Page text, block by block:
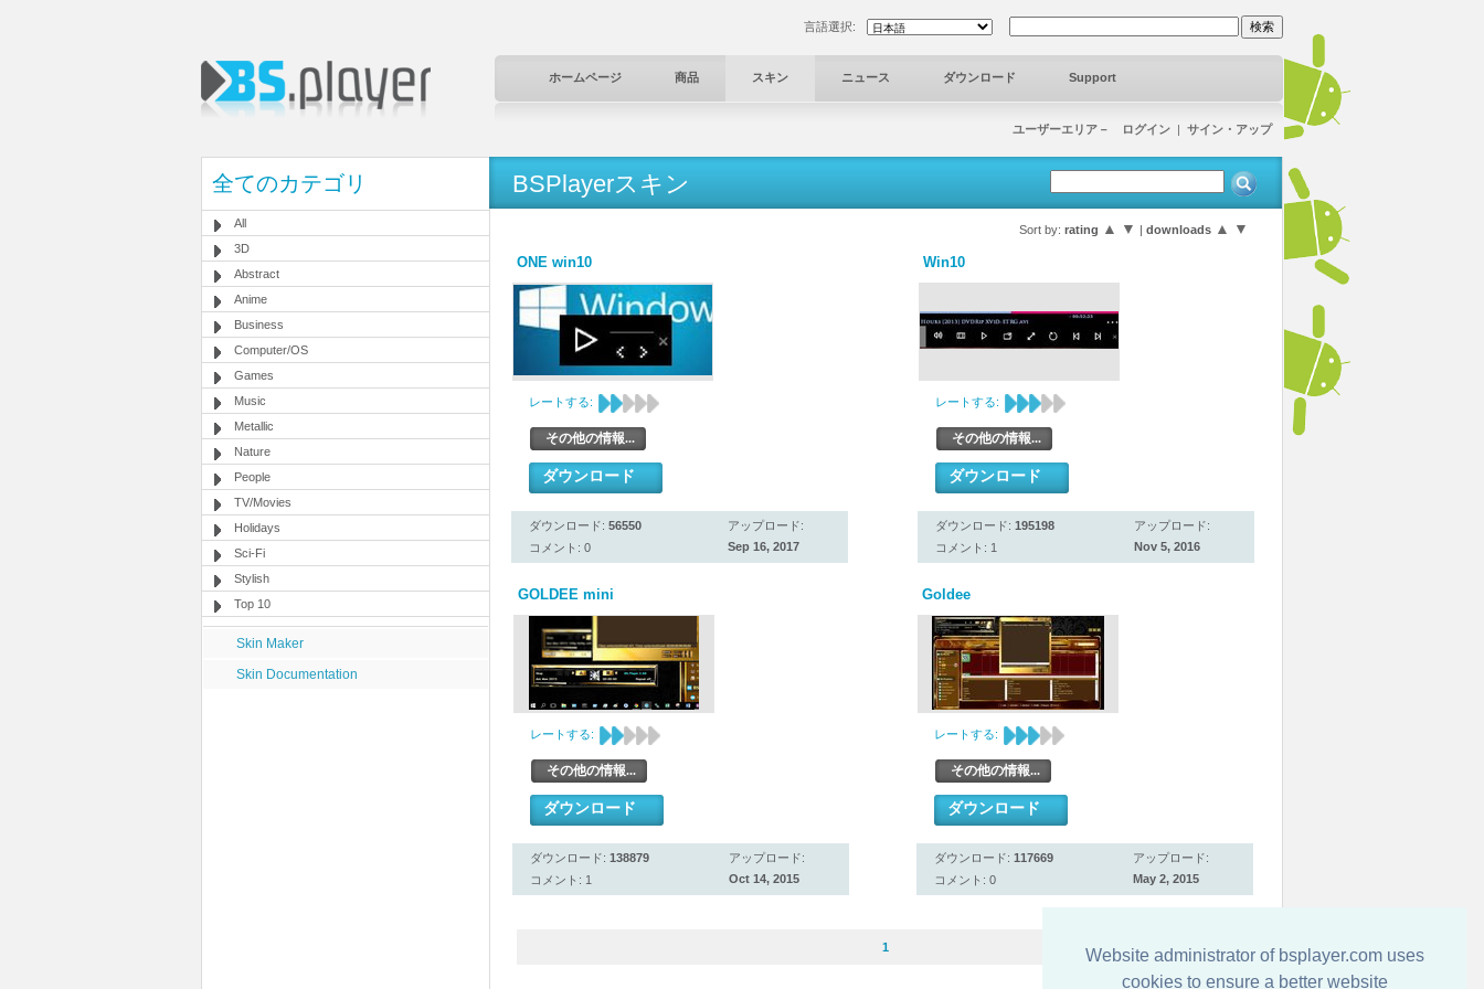
Website administrator of bsplayer.com uses
cookies to ensure a better website
言語選択:
ホームページ 商品 スキン ニュース ダウンロード Support
ユーザーエリア－ ログイン | サイン・アップ
全てのカテゴリ
All
3D
Abstract
Anime
Business
Computer/OS
Games
Music
Metallic
Nature
People
TV/Movies
Holidays
Sci-Fi
Stylish
Top 10
Skin Maker
Skin Documentation
BSPlayerスキン
Sort by: rating ▲ ▼ | downloads ▲ ▼
ONE win10
レートする:
その他の情報...
ダウンロード
ダウンロード: 56550
コメント: 0
アップロード:
Sep 16, 2017
Win10
レートする:
その他の情報...
ダウンロード
ダウンロード: 195198
コメント: 1
アップロード:
Nov 5, 2016
GOLDEE mini
レートする:
その他の情報...
ダウンロード
ダウンロード: 138879
コメント: 1
アップロード:
Oct 14, 2015
Goldee
レートする:
その他の情報...
ダウンロード
ダウンロード: 117669
コメント: 0
アップロード:
May 2, 2015
1